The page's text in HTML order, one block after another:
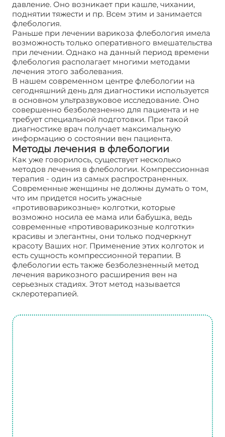
давление. Оно возникает при кашле, чихании,
поднятии тяжести и пр. Всем этим и занимается
флебология.
Раньше при лечении варикоза флебология имела
возможность только оперативного вмешательства
при лечении. Однако на данный период времени
флебология располагает многими методами
лечения этого заболевания.
В нашем современном центре флебологии на
сегодняшний день для диагностики используется
в основном ультразвуковое исследование. Оно
совершенно безболезненно для пациента и не
требует специальной подготовки. При такой
диагностике врач получает максимальную
информацию о состоянии вен пациента.
Методы лечения в флебологии
Как уже говорилось, существует несколько
методов лечения в флебологии. Компрессионная
терапия - один из самых распространенных.
Современные женщины не должны думать о том,
что им придется носить ужасные
«противоварикозные» колготки, которые
возможно носила ее мама или бабушка, ведь
современные «противоварикозные колготки»
красивы и элегантны, они только подчеркнут
красоту Ваших ног. Применение этих колготок и
есть сущность компрессионной терапии. В
флебологии есть также безболезненный метод
лечения варикозного расширения вен на
серьезных стадиях. Этот метод называется
склеротерапией.